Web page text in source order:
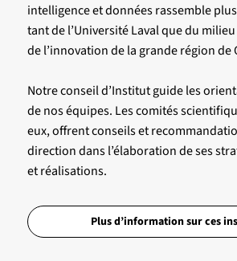
intelligence et données rassemble
tant de l’Université Laval que du
de l’innovation de la grande région de
Notre conseil d’Institut guide les
de nos équipes. Les comités
eux, offrent conseils et
direction dans l’élaboration de ses
et réalisations.
Plus d’information sur ces